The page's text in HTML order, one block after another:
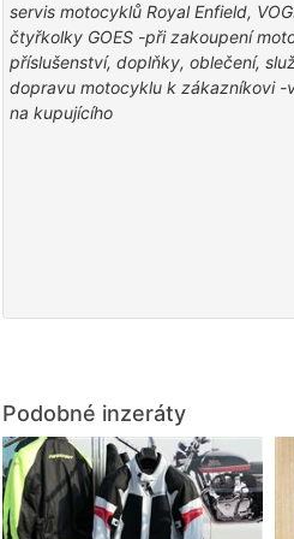
servis motocyklů Royal Enfield,
čtyřkolky GOES -při zakoupení
příslušenství, doplňky, oblečení,
dopravu motocyklu k zákazníkovi
na kupujícího
Podobné inzeráty